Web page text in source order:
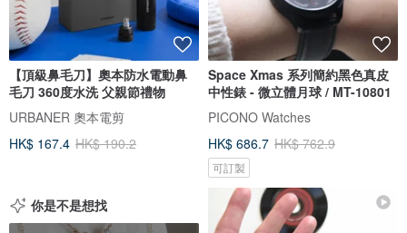
【頂級鼻毛刀】奧本防水電動鼻
毛刀 360度水洗 父親節禮物
URBANER 奧本電剪
HK$ 167.4 HK$ 190.2
Space Xmas 系列簡約黑色真皮
中性錶 - 微立體月球 / MT-10801
PICONO Watches
HK$ 686.7 HK$ 762.9
可訂製
你是不是想找